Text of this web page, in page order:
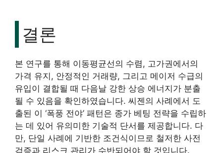
결론
본 연구를 통해 이동평균선의 수렴, 고가권에서의
가격 유지, 안정적인 거래량, 그리고 메이저 수급의
유입이 결합될 때 다음날 강한 상승 에너지가 분출
될 수 있음을 확인하였습니다. 씨젠의 사례에서 도
출된 이 ‘폭풍 전야’ 패턴은 종가 베팅 전략을 수립하
는 데 있어 유의미한 기술적 단서를 제공합니다. 다
만, 단일 사례에 기반한 조건식이므로 철저한 사전
검증과 리스크 관리가 수반되어야 할 것입니다.